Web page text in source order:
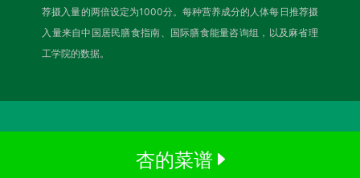
荐摄入量的两倍设定为1000分。每种营养成分的人体每日推荐摄
入量来自中国居民膳食指南、国际膳食能量咨询组，以及麻省理
工学院的数据。
杏的菜谱